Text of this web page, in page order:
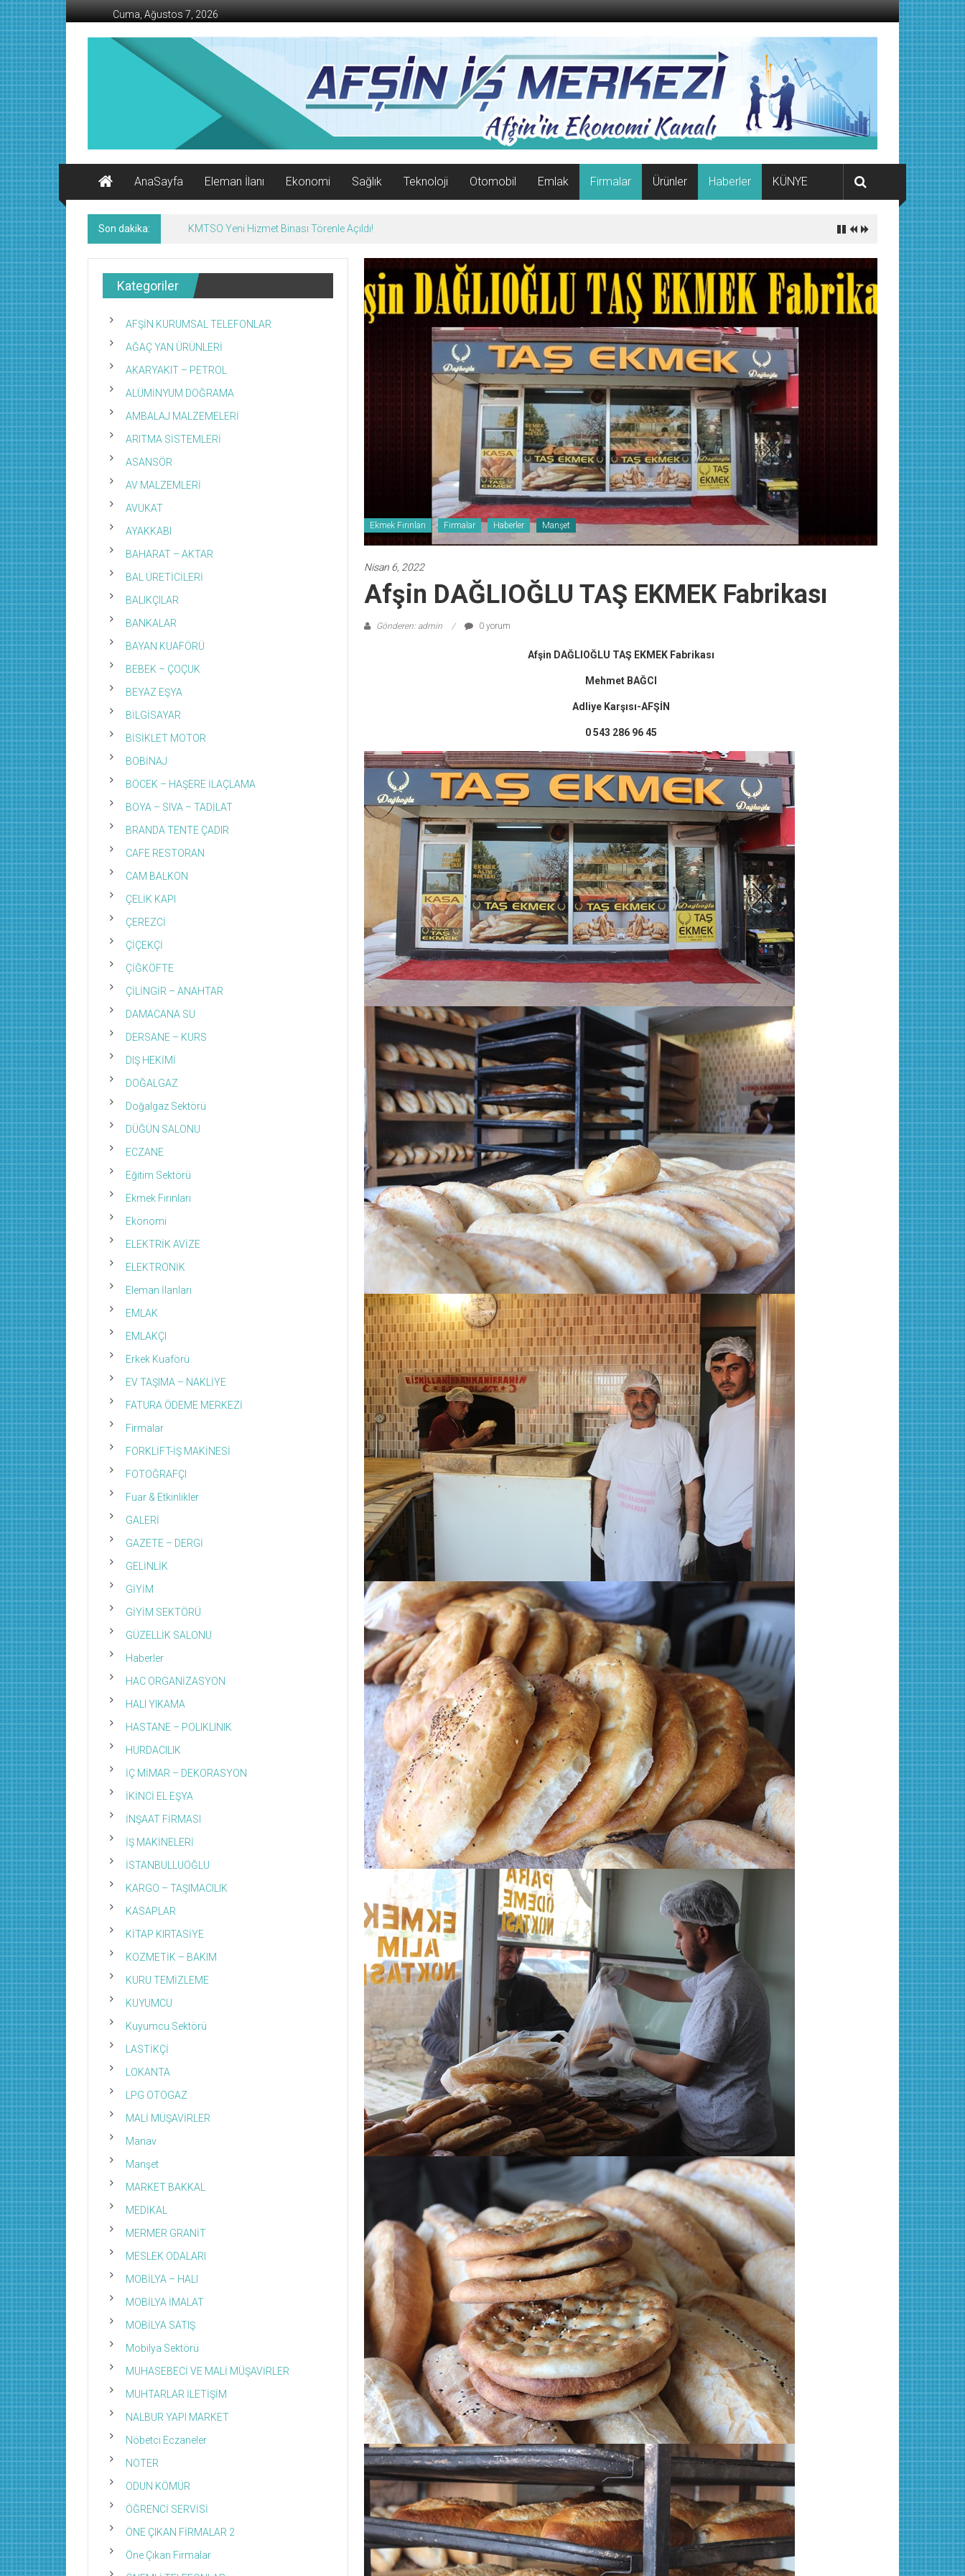
İçeriğe
geç
Cuma, Ağustos 7, 2026
AFŞİN
Ekonomi
Kanalı
AnaSayfa
Eleman İlanı Ekonomi Sağlık Teknoloji Otomobil Emlak Firmalar Ürünler Haberler KÜNYE
Son dakika: Afşin’de Nöbetçi Eczaneler/07 Ağustos 2026 Cuma
Ekmek Fırınları Firmalar Haberler Manşet
Nisan 6, 2022
Afşin DAĞLIOĞLU TAŞ EKMEK Fabrikası
Gönderen: admin 0 yorum
Afşin DAĞLIOĞLU TAŞ EKMEK Fabrikası
Mehmet BAĞCI
Adliye Karşısı-AFŞİN
0 543 286 96 45
Kategoriler
AFŞİN KURUMSAL TELEFONLAR
AĞAÇ YAN ÜRÜNLERİ
AKARYAKIT – PETROL
ALÜMİNYUM DOĞRAMA
AMBALAJ MALZEMELERİ
ARITMA SİSTEMLERİ
ASANSÖR
AV MALZEMLERİ
AVUKAT
AYAKKABI
BAHARAT – AKTAR
BAL ÜRETİCİLERİ
BALIKÇILAR
BANKALAR
BAYAN KUAFÖRÜ
BEBEK – ÇOÇUK
BEYAZ EŞYA
BİLGİSAYAR
BİSİKLET MOTOR
BOBİNAJ
BÖCEK – HAŞERE İLAÇLAMA
BOYA – SIVA – TADİLAT
BRANDA TENTE ÇADIR
CAFE RESTORAN
CAM BALKON
ÇELİK KAPI
ÇEREZCİ
ÇİÇEKÇİ
ÇİĞKÖFTE
ÇİLİNGİR – ANAHTAR
DAMACANA SU
DERSANE – KURS
DIŞ HEKİMİ
DOĞALGAZ
Doğalgaz Sektörü
DÜĞÜN SALONU
ECZANE
Eğitim Sektörü
Ekmek Fırınları
Ekonomi
ELEKTRİK AVİZE
ELEKTRONİK
Eleman İlanları
EMLAK
EMLAKÇI
Erkek Kuaförü
EV TAŞIMA – NAKLİYE
FATURA ÖDEME MERKEZİ
Firmalar
FORKLİFT-İŞ MAKİNESİ
FOTOĞRAFÇI
Fuar & Etkinlikler
GALERİ
GAZETE – DERGİ
GELİNLİK
GİYİM
GİYİM SEKTÖRÜ
GÜZELLİK SALONU
Haberler
HAC ORGANİZASYON
HALI YIKAMA
HASTANE – POLIKLINIK
HURDACILIK
İÇ MİMAR – DEKORASYON
İKİNCİ EL EŞYA
İNŞAAT FİRMASI
İŞ MAKİNELERİ
İSTANBULLUOĞLU
KARGO – TAŞIMACILIK
KASAPLAR
KİTAP KIRTASİYE
KOZMETİK – BAKIM
KURU TEMİZLEME
KUYUMCU
Kuyumcu Sektörü
LASTİKÇİ
LOKANTA
LPG OTOGAZ
MALİ MÜŞAVİRLER
Manav
Manşet
MARKET BAKKAL
MEDİKAL
MERMER GRANİT
MESLEK ODALARI
MOBİLYA – HALI
MOBİLYA İMALAT
MOBİLYA SATIŞ
Mobilya Sektörü
MUHASEBECİ VE MALİ MÜŞAVİRLER
MUHTARLAR İLETİŞİM
NALBUR YAPI MARKET
Nöbetci Eczaneler
NOTER
ODUN KÖMÜR
ÖĞRENCİ SERVİSİ
ÖNE ÇIKAN FİRMALAR 2
Öne Çıkan Firmalar